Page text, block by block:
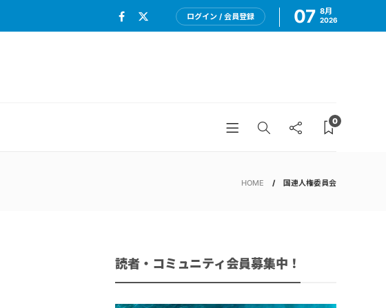
ログイン / 会員登録 07 8月
2026
0
HOME 国連人権委員会
読者・コミュニティ会員募集中！